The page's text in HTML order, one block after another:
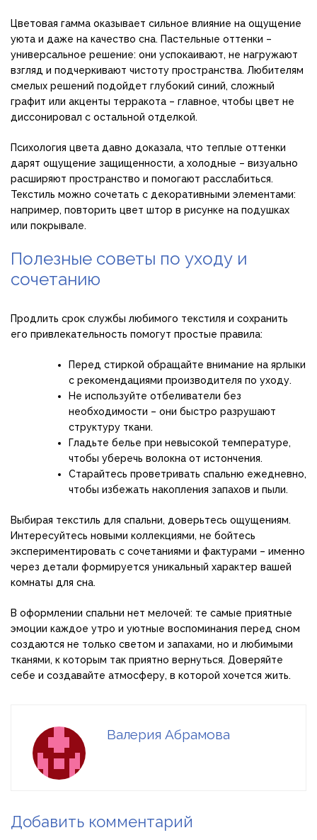
Цветовая гамма оказывает сильное влияние на ощущение
уюта и даже на качество сна. Пастельные оттенки –
универсальное решение: они успокаивают, не нагружают
взгляд и подчеркивают чистоту пространства. Любителям
смелых решений подойдет глубокий синий, сложный
графит или акценты терракота – главное, чтобы цвет не
диссонировал с остальной отделкой.
Психология цвета давно доказала, что теплые оттенки
дарят ощущение защищенности, а холодные – визуально
расширяют пространство и помогают расслабиться.
Текстиль можно сочетать с декоративными элементами:
например, повторить цвет штор в рисунке на подушках
или покрывале.
Полезные советы по уходу и
сочетанию
Продлить срок службы любимого текстиля и сохранить
его привлекательность помогут простые правила:
Перед стиркой обращайте внимание на ярлыки
с рекомендациями производителя по уходу.
Не используйте отбеливатели без
необходимости – они быстро разрушают
структуру ткани.
Гладьте белье при невысокой температуре,
чтобы уберечь волокна от истончения.
Старайтесь проветривать спальню ежедневно,
чтобы избежать накопления запахов и пыли.
Выбирая текстиль для спальни, доверьтесь ощущениям.
Интересуйтесь новыми коллекциями, не бойтесь
экспериментировать с сочетаниями и фактурами – именно
через детали формируется уникальный характер вашей
комнаты для сна.
В оформлении спальни нет мелочей: те самые приятные
эмоции каждое утро и уютные воспоминания перед сном
создаются не только светом и запахами, но и любимыми
тканями, к которым так приятно вернуться. Доверяйте
себе и создавайте атмосферу, в которой хочется жить.
Валерия Абрамова
Добавить комментарий